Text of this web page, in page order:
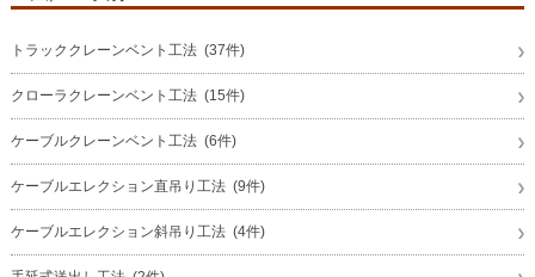
トラッククレーンベント工法 (37件)
クローラクレーンベント工法 (15件)
ケーブルクレーンベント工法 (6件)
ケーブルエレクション直吊り工法 (9件)
ケーブルエレクション斜吊り工法 (4件)